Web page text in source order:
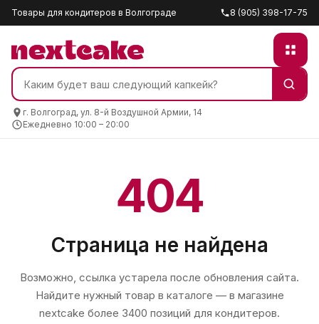
Товары для кондитеров в Волгограде 8 (905) 398-17-75
г. Волгоград, ул. 8-й Воздушной Армии, 14
Ежедневно 10:00 – 20:00
404
Страница не найдена
Возможно, ссылка устарела после обновления сайта.
Найдите нужный товар в каталоге — в магазине
nextcake более 3400 позиций для кондитеров.